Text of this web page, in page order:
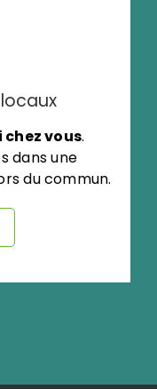
chez vous.
dans une
du commun.